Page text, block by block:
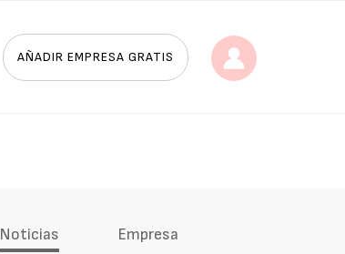
AÑADIR EMPRESA GRATIS
Noticias Empresa